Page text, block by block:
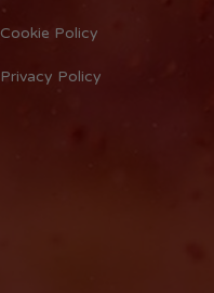
Cookie Policy
Privacy Policy